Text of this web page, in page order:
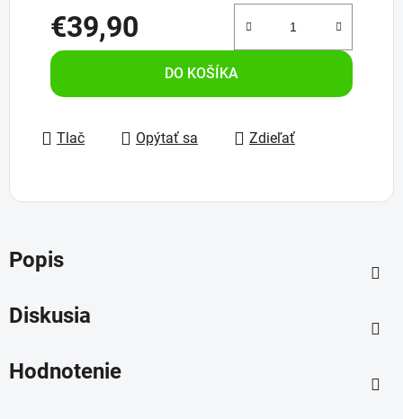
€39,90
Jednotková cena:
DO KOŠÍKA
Tlač Opýtať sa Zdieľať
Popis
Diskusia
Hodnotenie